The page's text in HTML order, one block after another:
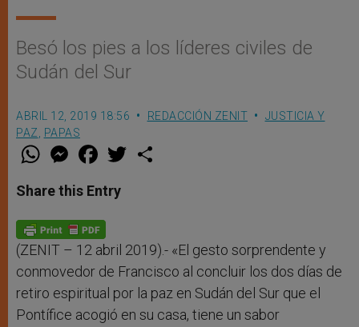
Besó los pies a los líderes civiles de
Sudán del Sur
ABRIL 12, 2019 18:56 REDACCIÓN ZENIT
JUSTICIA Y
PAZ
PAPAS
W
t
s
p
p
M
e
s
e
g
e
F
a
e
b
o
k
w
Share this Entry
(ZENIT – 12 abril 2019).- «El gesto sorprendente y
conmovedor de Francisco al concluir los dos días de
retiro espiritual por la paz en Sudán del Sur que el
Pontífice acogió en su casa, tiene un sabor